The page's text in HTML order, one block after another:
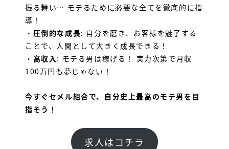
振る舞い… モテるために必要な全てを徹底的に指
導！
・ 圧倒的な成長: 自分を磨き、お客様を魅了する
ことで、人間として大きく成長できる！
・ 高収入 : モテる男は稼げる！ 実力次第で月収
100万円も夢じゃない！
今すぐセメル組合で、自分史上最高のモテ男を目
指そう！
求人はコチラ